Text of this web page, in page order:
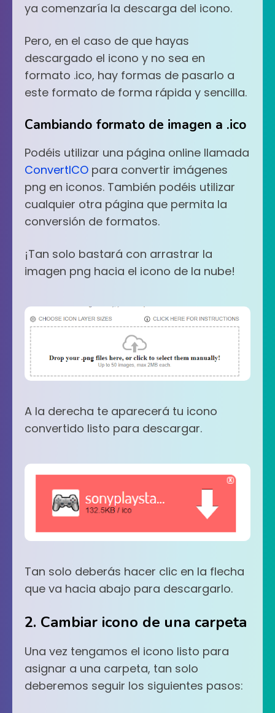
ya comenzaría la descarga del icono.
Pero, en el caso de que hayas
descargado el icono y no sea en
formato .ico, hay formas de pasarlo a
este formato de forma rápida y sencilla.
Cambiando formato de imagen a .ico
Podéis utilizar una página online llamada
ConvertICO para convertir imágenes
png en iconos. También podéis utilizar
cualquier otra página que permita la
conversión de formatos.
¡Tan solo bastará con arrastrar la
imagen png hacia el icono de la nube!
A la derecha te aparecerá tu icono
convertido listo para descargar.
Tan solo deberás hacer clic en la flecha
que va hacia abajo para descargarlo.
2. Cambiar icono de una carpeta
Una vez tengamos el icono listo para
asignar a una carpeta, tan solo
deberemos seguir los siguientes pasos: